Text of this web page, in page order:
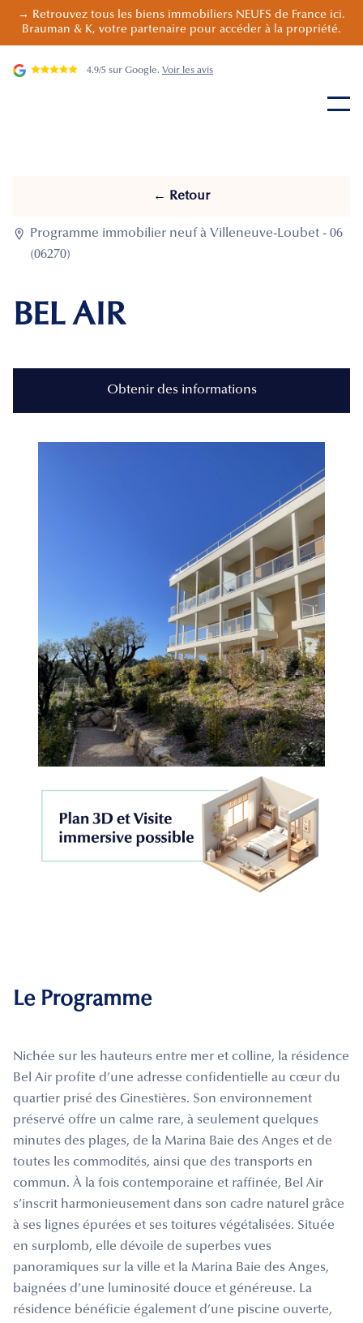
→ Retrouvez tous les biens immobiliers NEUFS de France ici.
Brauman & K, votre partenaire pour accéder à la propriété.
4.9/5 sur Google. Voir les avis
← Retour

Programme immobilier neuf à Villeneuve-Loubet - 06
(06270)
BEL AIR
Obtenir des informations
Le Programme
Nichée sur les hauteurs entre mer et colline, la résidence
Bel Air profite d’une adresse confidentielle au cœur du
quartier prisé des Ginestières. Son environnement
préservé offre un calme rare, à seulement quelques
minutes des plages, de la Marina Baie des Anges et de
toutes les commodités, ainsi que des transports en
commun. À la fois contemporaine et raffinée, Bel Air
s’inscrit harmonieusement dans son cadre naturel grâce
à ses lignes épurées et ses toitures végétalisées. Située
en surplomb, elle dévoile de superbes vues
panoramiques sur la ville et la Marina Baie des Anges,
baignées d’une luminosité douce et généreuse. La
résidence bénéficie également d’une piscine ouverte,